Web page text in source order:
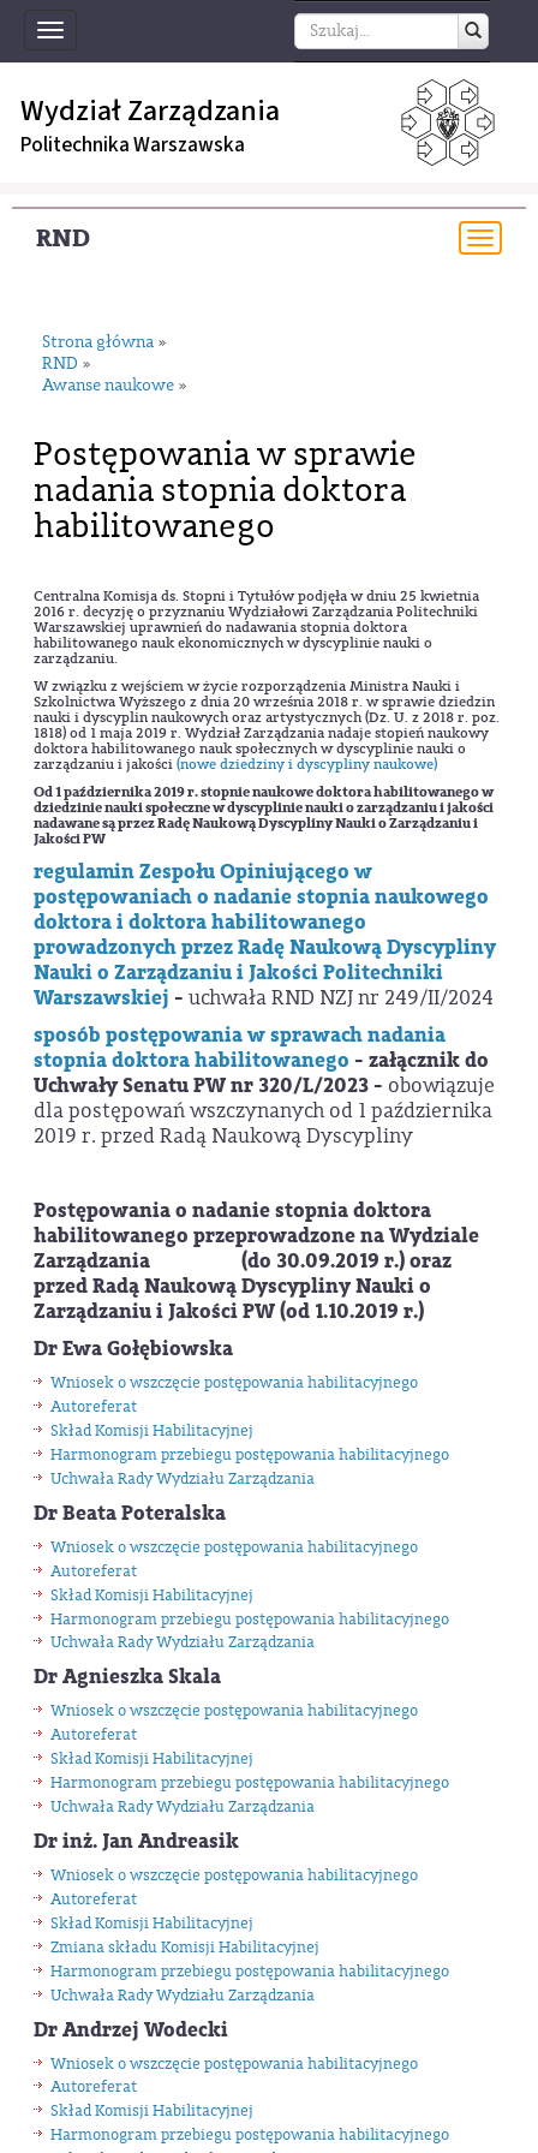
Toggle
navigation
Wydział Zarządzania
Politechnika Warszawska
RND
Strona główna »
RND »
Awanse naukowe »
Postępowania w sprawie
nadania stopnia doktora
habilitowanego
Centralna Komisja ds. Stopni i Tytułów podjęła w dniu 25 kwietnia
2016 r. decyzję o przyznaniu Wydziałowi Zarządzania Politechniki
Warszawskiej uprawnień do nadawania stopnia doktora
habilitowanego nauk ekonomicznych w dyscyplinie nauki o
zarządzaniu.
W związku z wejściem w życie rozporządzenia Ministra Nauki i
Szkolnictwa Wyższego z dnia 20 września 2018 r. w sprawie dziedzin
nauki i dyscyplin naukowych oraz artystycznych (Dz. U. z 2018 r. poz.
1818) od 1 maja 2019 r. Wydział Zarządzania nadaje stopień naukowy
doktora habilitowanego nauk społecznych w dyscyplinie nauki o
zarządzaniu i jakości(nowe dziedziny i dyscypliny naukowe)
Od 1 października 2019 r. stopnie naukowe doktora habilitowanego w
dziedzinie nauki społeczne w dyscyplinie nauki o zarządzaniu i jakości
nadawane są przez Radę Naukową Dyscypliny Nauki o Zarządzaniu i
Jakości PW
regulamin Zespołu Opiniującego w
postępowaniach o nadanie stopnia naukowego
doktora i doktora habilitowanego
prowadzonych przez Radę Naukową Dyscypliny
Nauki o Zarządzaniu i Jakości Politechniki
Warszawskiej - uchwała RND NZJ nr 249/II/2024
sposób postępowania w sprawach nadania
stopnia doktora habilitowanego - załącznik do
Uchwały Senatu PW nr 320/L/2023 - obowiązuje
dla postępowań wszczynanych od 1 października
2019 r. przed Radą Naukową Dyscypliny
Postępowania o nadanie stopnia doktora
habilitowanego przeprowadzone na Wydziale
Zarządzania (do 30.09.2019 r.)oraz
przed Radą Naukową Dyscypliny Nauki o
Zarządzaniu i Jakości PW (od 1.10.2019 r.)
Dr Ewa Gołębiowska
Wniosek o wszczęcie postępowania habilitacyjnego
Autoreferat
Skład Komisji Habilitacyjnej
Harmonogram przebiegu postępowania habilitacyjnego
Uchwała Rady Wydziału Zarządzania
Dr Beata Poteralska
Wniosek o wszczęcie postępowania habilitacyjnego
Autoreferat
Skład Komisji Habilitacyjnej
Harmonogram przebiegu postępowania habilitacyjnego
Uchwała Rady Wydziału Zarządzania
Dr Agnieszka Skala
Wniosek o wszczęcie postępowania habilitacyjnego
Autoreferat
Skład Komisji Habilitacyjnej
Harmonogram przebiegu postępowania habilitacyjnego
Uchwała Rady Wydziału Zarządzania
Dr inż. Jan Andreasik
Wniosek o wszczęcie postępowania habilitacyjnego
Autoreferat
Skład Komisji Habilitacyjnej
Zmiana składu Komisji Habilitacyjnej
Harmonogram przebiegu postępowania habilitacyjnego
Uchwała Rady Wydziału Zarządzania
Dr Andrzej Wodecki
Wniosek o wszczęcie postępowania habilitacyjnego
Autoreferat
Skład Komisji Habilitacyjnej
Harmonogram przebiegu postępowania habilitacyjnego